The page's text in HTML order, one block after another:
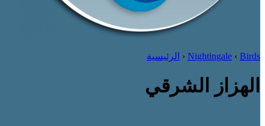
Nightingale ‹ Birds
‹ الرئيسية
الهزاز الشرقي